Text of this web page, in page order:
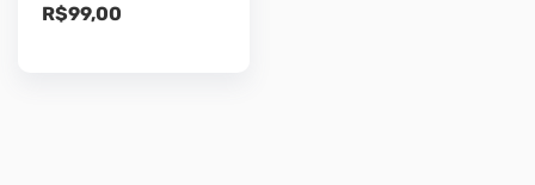
R$99,00